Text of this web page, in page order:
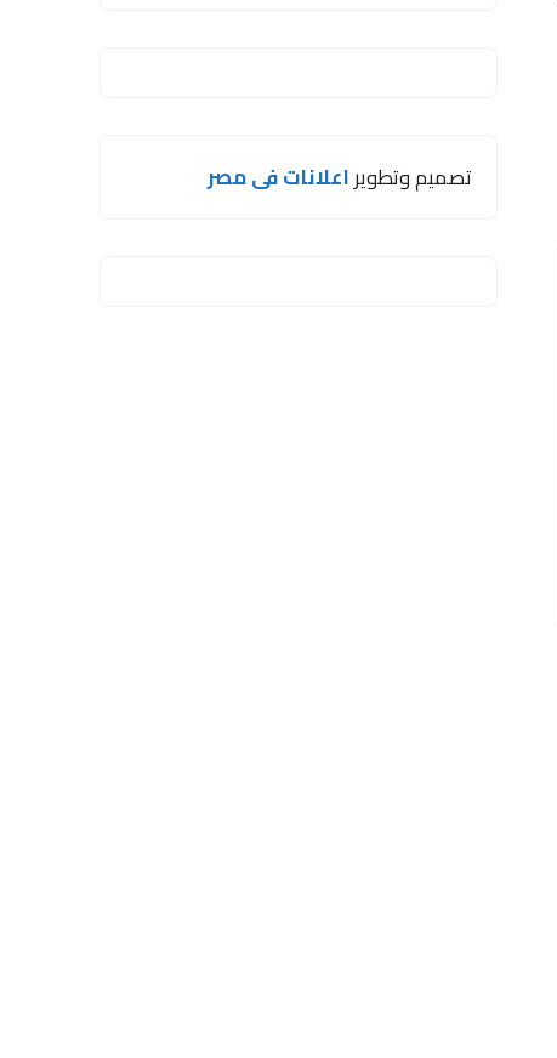
تصميم وتطويراعلانات فى مصر